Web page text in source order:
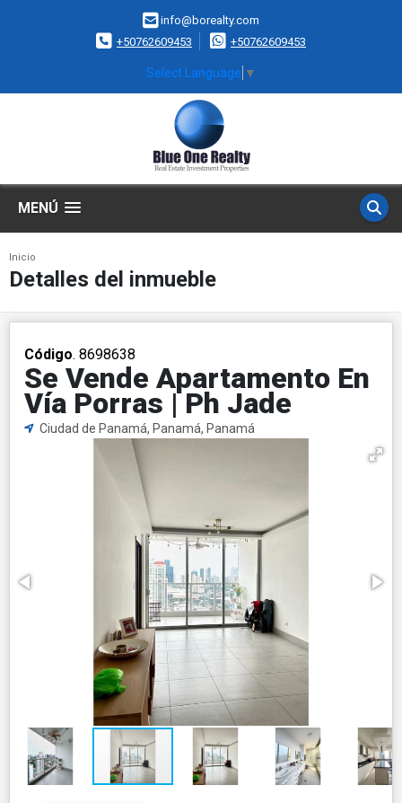
info@borealty.com
+50762609453
+50762609453
Select Language ▼
MENÚ
Inicio
Detalles del inmueble
Código. 8698638
Se Vende Apartamento En
Vía Porras | Ph Jade
Ciudad de Panamá, Panamá, Panamá